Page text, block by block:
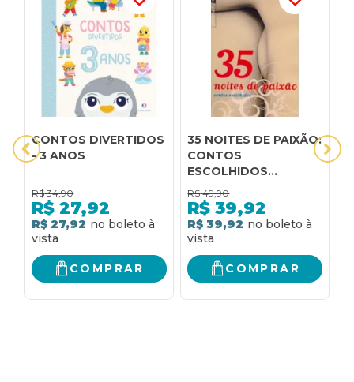
CONTOS DIVERTIDOS
- 3 ANOS
R$ 34,90
R$ 27,92
R$ 27,92
COMPRAR
35 NOITES DE PAIXÃO:
CONTOS
ESCOLHIDOS
(EDIÇÃO DE BOLSO):
CONTOS
ESCOLHIDOS
R$ 49,90
R$ 39,92
R$ 39,92
COMPRAR